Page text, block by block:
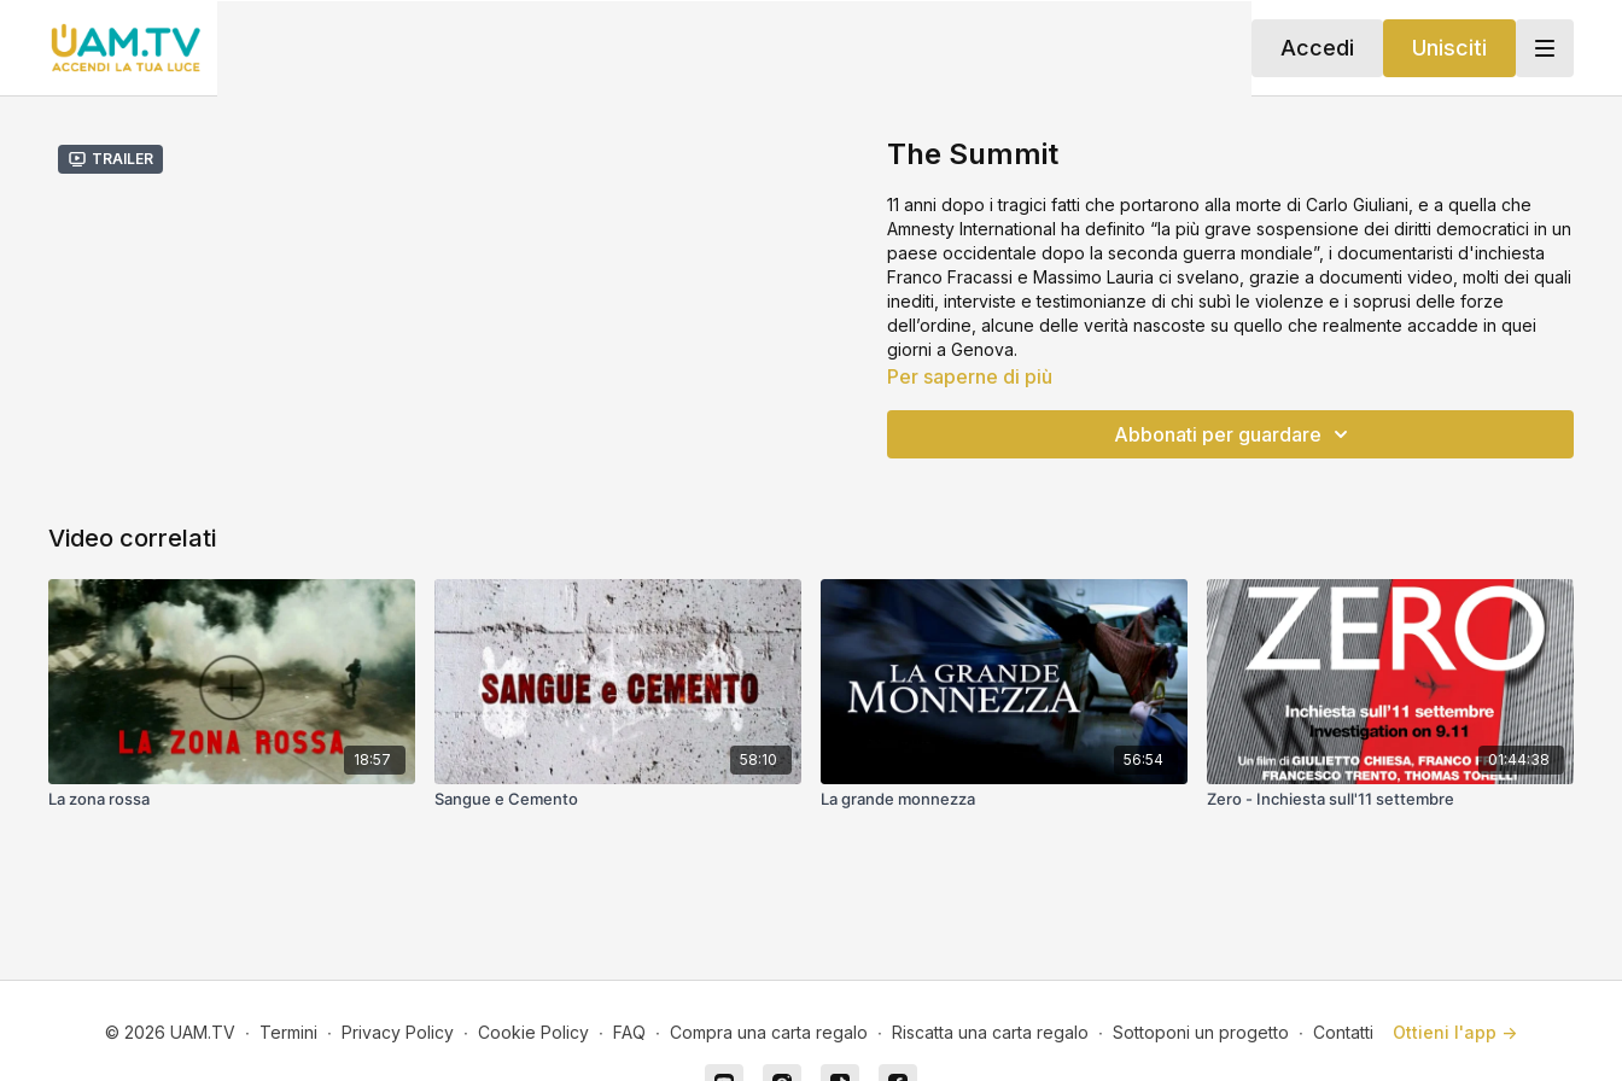
Accedi Unisciti
Trailer The Summit
11 anni dopo i tragici fatti che portarono alla morte di Carlo Giuliani, e a quella che
Amnesty International ha definito “la più grave sospensione dei diritti democratici in un
paese occidentale dopo la seconda guerra mondiale”, i documentaristi d'inchiesta
Franco Fracassi e Massimo Lauria ci svelano, grazie a documenti video, molti dei quali
inediti, interviste e testimonianze di chi subì le violenze e i soprusi delle forze
dell’ordine, alcune delle verità nascoste su quello che realmente accadde in quei
giorni a Genova.
Per saperne di più
Abbonati per guardare
Video correlati
18:57
La zona rossa
58:10
Sangue e Cemento
56:54
La grande monnezza
01:44:38
Zero - Inchiesta sull'11 settembre
© 2026 UAM.TV ∙ Termini ∙ Privacy Policy ∙ Cookie Policy ∙ FAQ ∙ Compra una carta regalo ∙ Riscatta una carta regalo ∙ Sottoponi un progetto ∙ Contatti Ottieni l'app ->